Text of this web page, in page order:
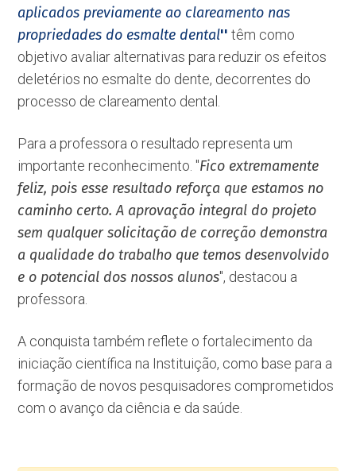
aplicados previamente ao clareamento nas
propriedades do esmalte dental'' têm como
objetivo avaliar alternativas para reduzir os efeitos
deletérios no esmalte do dente, decorrentes do
processo de clareamento dental.
Para a professora o resultado representa um
importante reconhecimento. ''Fico extremamente
feliz, pois esse resultado reforça que estamos no
caminho certo. A aprovação integral do projeto
sem qualquer solicitação de correção demonstra
a qualidade do trabalho que temos desenvolvido
e o potencial dos nossos alunos'', destacou a
professora.
A conquista também reflete o fortalecimento da
iniciação científica na Instituição, como base para a
formação de novos pesquisadores comprometidos
com o avanço da ciência e da saúde.